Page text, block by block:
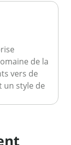
de la
vers de
un style de